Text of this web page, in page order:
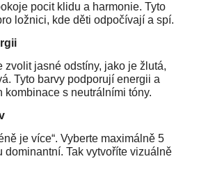
pocit klidu a harmonie. Tyto
ložnici, kde děti odpočívají a spí.
zvolit jasné odstíny, jako je žlutá,
Tyto barvy podporují energii a
kombinace s neutrálními tóny.
je více“. Vyberte maximálně 5
dominantní. Tak vytvoříte vizuálně